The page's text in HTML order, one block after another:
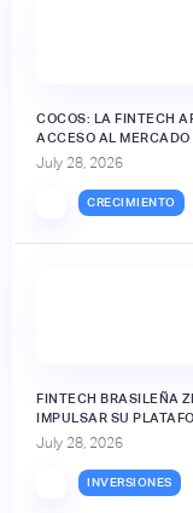
COCOS: LA FINTECH
ACCESO AL
July 28, 2026
CRECIMIENTO
FINTECH BRASILEÑA
IMPULSAR SU
July 28, 2026
INVERSIONES